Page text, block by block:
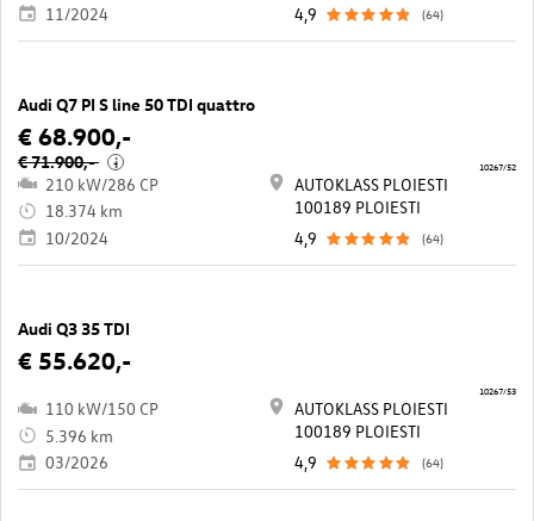
11/2024
4,9
(64)
Audi Q7 PI S line 50 TDI quattro
€ 68.900,-
€ 71.900,- i
210 kW/286 CP
18.374 km
10/2024
AUTOKLASS PLOIESTI
100189 PLOIESTI
4,9
(64)
10267/52
Audi Q3 35 TDI
€ 55.620,-
110 kW/150 CP
5.396 km
03/2026
AUTOKLASS PLOIESTI
100189 PLOIESTI
4,9
(64)
10267/53